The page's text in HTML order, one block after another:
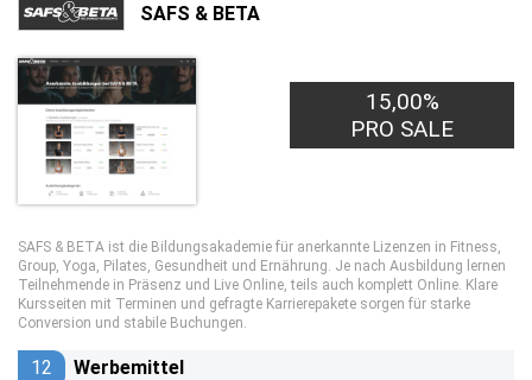
SAFS & BETA
15,00%
PRO SALE
SAFS & BETA ist die Bildungsakademie für anerkannte Lizenzen in Fitness,
Group, Yoga, Pilates, Gesundheit und Ernährung. Je nach Ausbildung lernen
Teilnehmende in Präsenz und Live Online, teils auch komplett Online. Klare
Kursseiten mit Terminen und gefragte Karrierepakete sorgen für starke
Conversion und stabile Buchungen.
12 Werbemittel